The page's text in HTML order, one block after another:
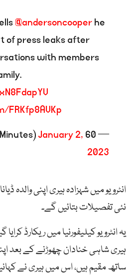
@andersoncooperhe
of press leaks after
with members
FRKfp8AVKp
— 60 Minutes (@60Minutes)
January 2,
2023
انٹرویو میں شہزادہ ہیری اپنی والدہ
نئی تفصیلات بتائیں گے۔
یہ انٹرویو کیلیفورنیا میں ریکارڈ
ہیری شاہی خنادان چھوڑنے کے بعد
ساتھ مقیم ہیں، اس میں ہیری نے